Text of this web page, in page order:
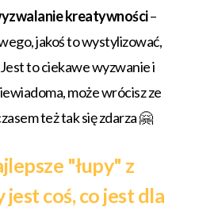
kreatywności–
jakoś to wystylizować,
to ciekawe wyzwanie i
może wrócisz ze
też tak się zdarza 🤗
"łupy" z
coś, co jest dla